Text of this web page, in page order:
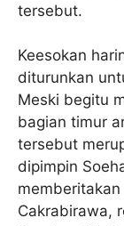
tersebut.
Keesokan
diturunkan
Meski begitu
bagian timur
tersebut
dipimpin
Cakrabirawa,